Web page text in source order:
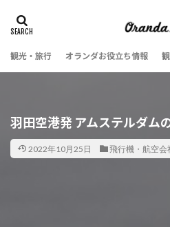
観光・旅行 オランダお役立ち情報
羽田空港発 アムステルダム
2022年10月25日 飛行機・航空会